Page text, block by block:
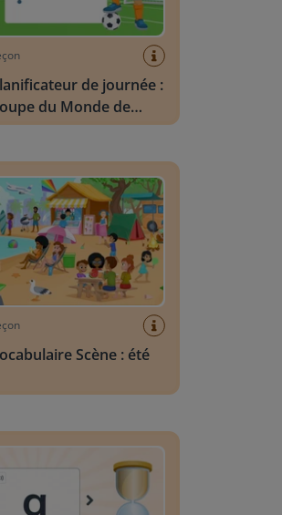
de journée :
du Monde de
Scène : été